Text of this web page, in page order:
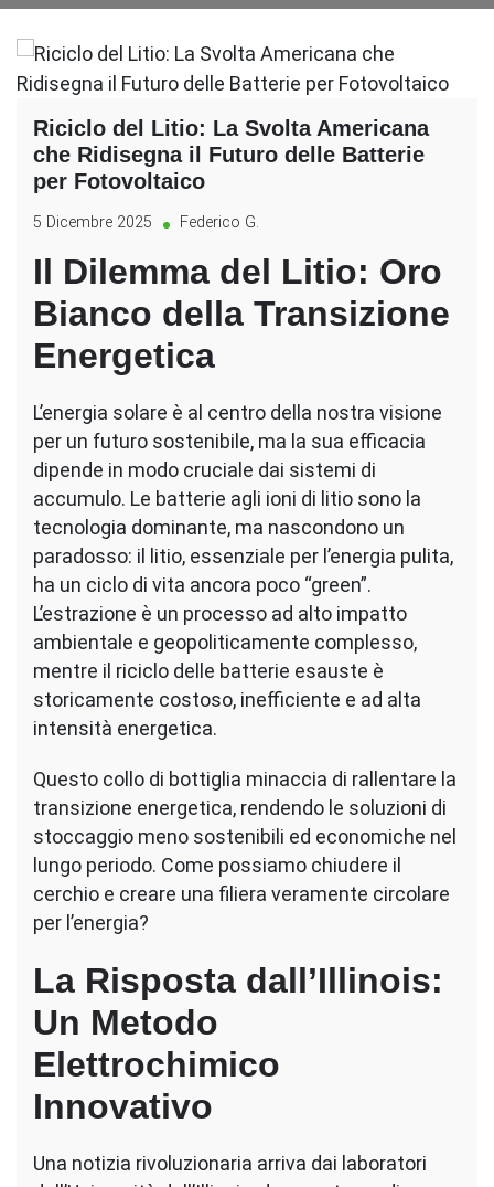
Riciclo del Litio: La Svolta Americana
che Ridisegna il Futuro delle Batterie
per Fotovoltaico
5 Dicembre 2025 Federico G.
Il Dilemma del Litio: Oro
Bianco della Transizione
Energetica
L’energia solare è al centro della nostra visione
per un futuro sostenibile, ma la sua efficacia
dipende in modo cruciale dai sistemi di
accumulo. Le batterie agli ioni di litio sono la
tecnologia dominante, ma nascondono un
paradosso: il litio, essenziale per l’energia pulita,
ha un ciclo di vita ancora poco “green”.
L’estrazione è un processo ad alto impatto
ambientale e geopoliticamente complesso,
mentre il riciclo delle batterie esauste è
storicamente costoso, inefficiente e ad alta
intensità energetica.
Questo collo di bottiglia minaccia di rallentare la
transizione energetica, rendendo le soluzioni di
stoccaggio meno sostenibili ed economiche nel
lungo periodo. Come possiamo chiudere il
cerchio e creare una filiera veramente circolare
per l’energia?
La Risposta dall’Illinois:
Un Metodo
Elettrochimico
Innovativo
Una notizia rivoluzionaria arriva dai laboratori